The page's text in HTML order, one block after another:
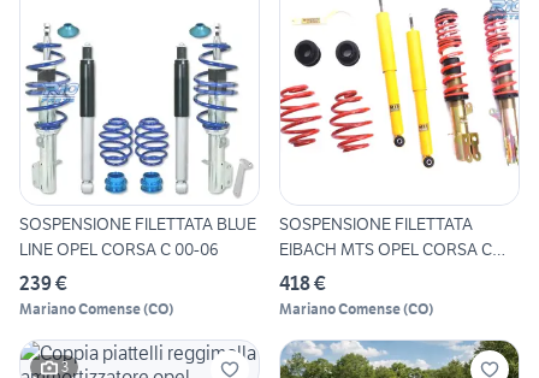
SOSPENSIONE FILETTATA BLUE
LINE OPEL CORSA C 00-06
239 €
Mariano Comense(CO)
SOSPENSIONE FILETTATA
EIBACH MTS OPEL CORSA C
00-0
418 €
Mariano Comense(CO)
3